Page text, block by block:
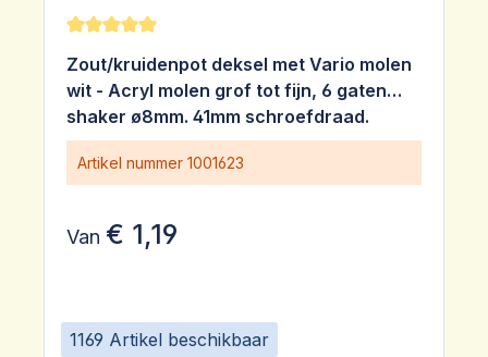
1169 Artikel beschikbaar
Gemiddelde waardering van 5 van 5 sterren
Zout/kruidenpot deksel met Vario molen
wit - Acryl molen grof tot fijn, 6 gaten
shaker ø8mm. 41mm schroefdraad.
Drukdeksel.
Artikel nummer 1001623
Van € 1,19